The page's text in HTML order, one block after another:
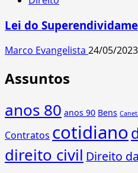
Lei do
Marco Evangelista 24/05/2023
Assuntos
anos 80 anos 90 Bens
Contratos cotidiano
direito civil Direito